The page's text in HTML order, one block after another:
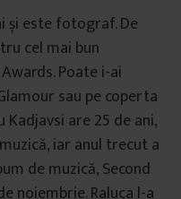
și este fotograf. De
cel mai bun
Poate i-ai
sau pe coperta
are 25 de ani,
iar anul trecut a
de muzică, Second
noiembrie. Raluca l-a